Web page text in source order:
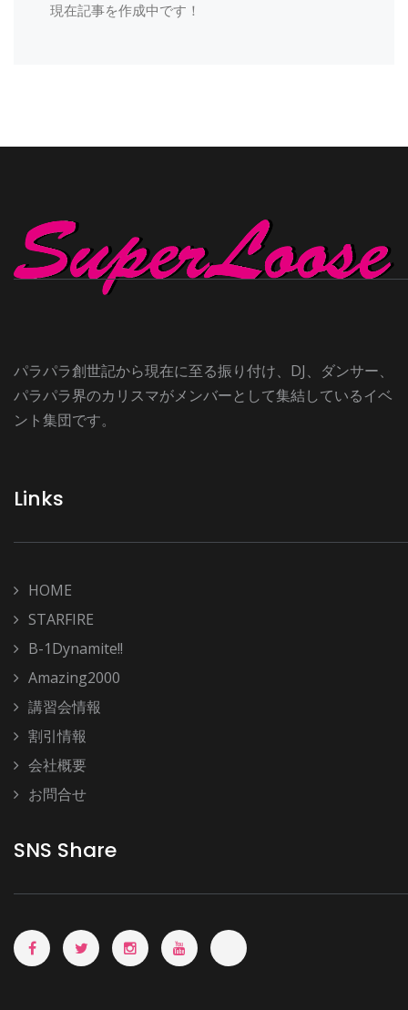
現在記事を作成中です！
パラパラ創世記から現在に至る振り付け、DJ、ダンサー、
パラパラ界のカリスマがメンバーとして集結しているイベ
ント集団です。
Links
HOME
STARFIRE
B-1Dynamite!!
Amazing2000
講習会情報
割引情報
会社概要
お問合せ
SNS Share